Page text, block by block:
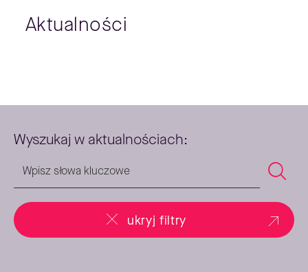
Aktualności
Wyszukaj w aktualnościach:
ukryj filtry